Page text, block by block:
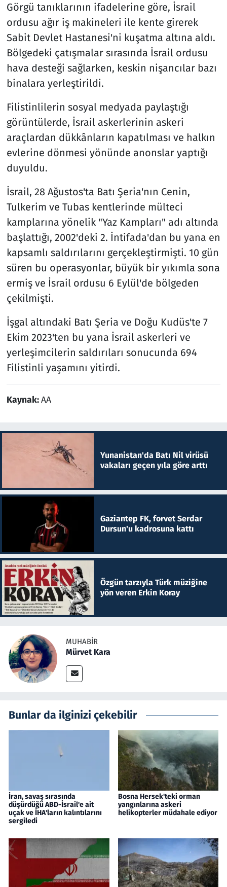
Görgü tanıklarının ifadelerine göre, İsrail
ordusu ağır iş makineleri ile kente girerek
Sabit Devlet Hastanesi'ni kuşatma altına aldı.
Bölgedeki çatışmalar sırasında İsrail ordusu
hava desteği sağlarken, keskin nişancılar bazı
binalara yerleştirildi.
Filistinlilerin sosyal medyada paylaştığı
görüntülerde, İsrail askerlerinin askeri
araçlardan dükkânların kapatılması ve halkın
evlerine dönmesi yönünde anonslar yaptığı
duyuldu.
İsrail, 28 Ağustos'ta Batı Şeria'nın Cenin,
Tulkerim ve Tubas kentlerinde mülteci
kamplarına yönelik "Yaz Kampları" adı altında
başlattığı, 2002'deki 2. İntifada'dan bu yana en
kapsamlı saldırılarını gerçekleştirmişti. 10 gün
süren bu operasyonlar, büyük bir yıkımla sona
ermiş ve İsrail ordusu 6 Eylül'de bölgeden
çekilmişti.
İşgal altındaki Batı Şeria ve Doğu Kudüs'te 7
Ekim 2023'ten bu yana İsrail askerleri ve
yerleşimcilerin saldırıları sonucunda 694
Filistinli yaşamını yitirdi.
Kaynak:AA
Yunanistan'da Batı Nil virüsü
vakaları geçen yıla göre arttı
Gaziantep FK, forvet Serdar
Dursun'u kadrosuna kattı
Özgün tarzıyla Türk müziğine
yön veren Erkin Koray
MUHABIR
Mürvet Kara
Bunlar da ilginizi çekebilir
İran, savaş sırasında
düşürdüğü ABD-İsrail'e ait
uçak ve İHA'ların kalıntılarını
sergiledi
Bosna Hersek'teki orman
yangınlarına askeri
helikopterler müdahale ediyor